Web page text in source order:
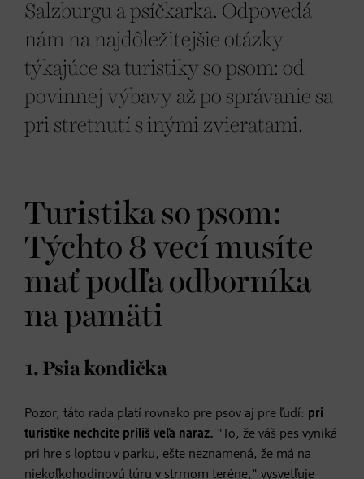
Salzburgu a psíčkarka. Odpovedá
nám na najdôležitejšie otázky
týkajúce sa turistiky so psom: od
povinnej výbavy až po správanie sa
pri stretnutí s inými zvieratami.
Turistika so psom:
Týchto 8 vecí musíte
mať podľa odborníka
na pamäti
1. Psia kondička
Pozor, táto rada platí rovnako pre psov aj pre ľudí: pri
turistike nechcite príliš veľa naraz. "To, že váš pes vyniká
pri hre s loptou v parku, ešte neznamená, že má na
niekoľkohodinovú túru v strmom teréne," vysvetľuje